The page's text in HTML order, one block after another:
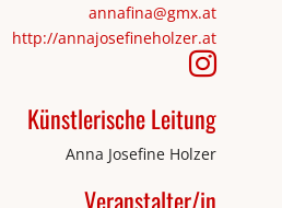
annafina@gmx.at
http://annajosefineholzer.at
Künstlerische Leitung
Anna Josefine Holzer
Veranstalter/in